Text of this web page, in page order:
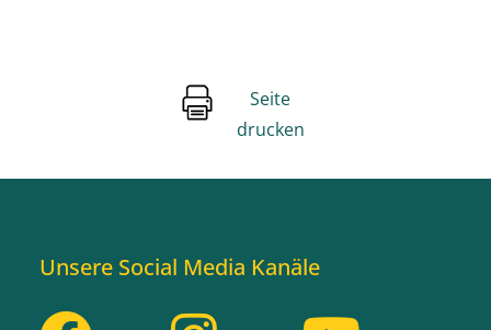
Seite
drucken
Unsere Social Media Kanäle